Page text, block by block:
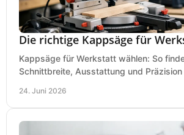
Die richtige Kappsäge für
Kappsäge für Werkstatt wählen: So
Schnittbreite, Ausstattung und
24. Juni 2026